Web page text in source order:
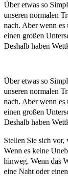
Über etwas so
unseren normalen
nach. Aber wenn es
einen großen
Deshalb haben
Über etwas so
unseren normalen
nach. Aber wenn es
einen großen
Deshalb haben
Stellen Sie sich vor,
Wenn es keine
hinweg. Wenn das
eine Naht oder